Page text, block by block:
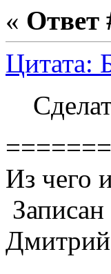
« Ответ
Цитата:
Из чего
Записан